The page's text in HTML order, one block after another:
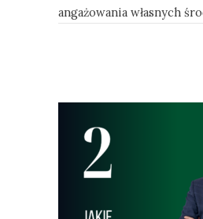
angażowania własnych